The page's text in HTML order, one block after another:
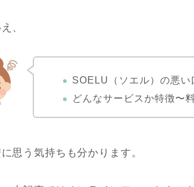
、
SOELU（ソエル）の悪い
どんなサービスか特徴〜
思う気持ちも分かります。